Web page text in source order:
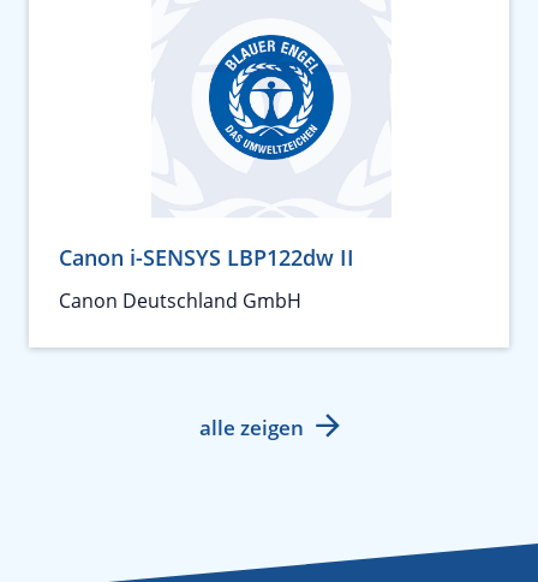
Canon i-SENSYS LBP122dw II
Canon Deutschland GmbH
alle zeigen